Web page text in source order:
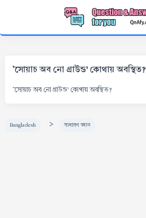
'সোয়াচ অব নো গ্রাউন্ড' কোথায় অবস্থিত?
'সোয়াচ অব নো গ্রাউন্ড' কোথায় অবস্থিত?
Bangladesh > সাধারণ জ্ঞান